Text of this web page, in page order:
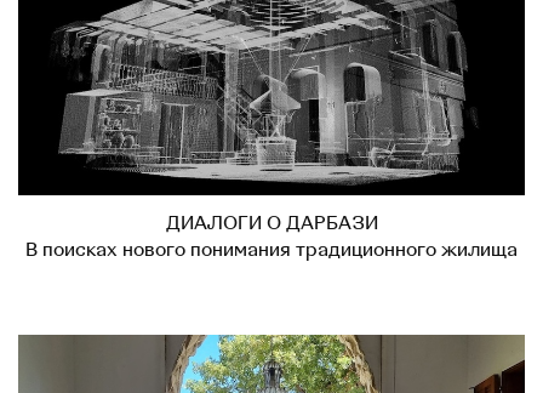
ДИАЛОГИ О ДАРБАЗИ
В поисках нового понимания традиционного жилища